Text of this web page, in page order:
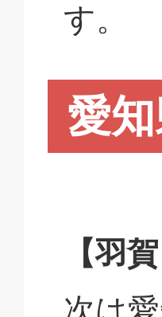
す。
愛
【羽
次は